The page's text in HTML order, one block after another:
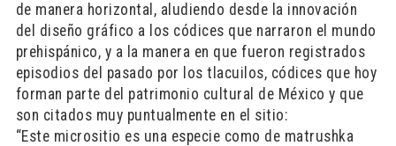
de manera horizontal, aludiendo desde la innovación
del diseño gráfico a los códices que narraron el mundo
prehispánico, y a la manera en que fueron registrados
episodios del pasado por los tlacuilos, códices que hoy
forman parte del patrimonio cultural de México y que
son citados muy puntualmente en el sitio:
“Este micrositio es una especie como de matrushka